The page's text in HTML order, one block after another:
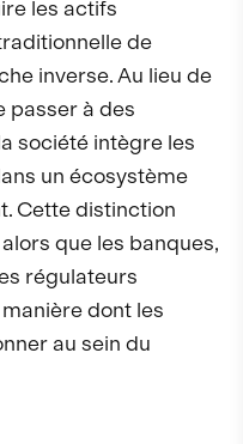
les actifs
de
inverse. Au lieu de
passer à des
société intègre les
un écosystème
Cette distinction
que les banques,
régulateurs
dont les
au sein du